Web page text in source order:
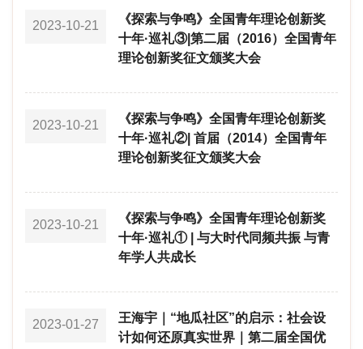
2023-10-21
《探索与争鸣》全国青年理论创新奖
十年·巡礼③|第二届（2016）全国青年
理论创新奖征文颁奖大会
2023-10-21
《探索与争鸣》全国青年理论创新奖
十年·巡礼②| 首届（2014）全国青年
理论创新奖征文颁奖大会
2023-10-21
《探索与争鸣》全国青年理论创新奖
十年·巡礼① | 与大时代同频共振 与青
年学人共成长
2023-01-27
王海宇｜“地瓜社区”的启示：社会设
计如何还原真实世界｜第二届全国优